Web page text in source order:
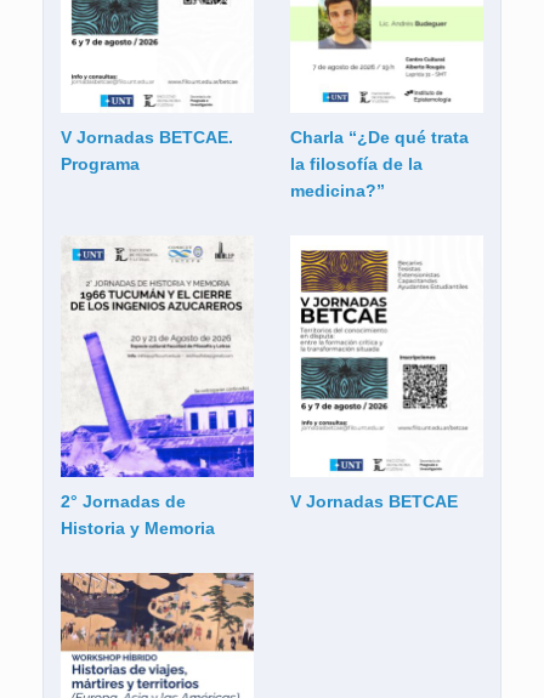
V Jornadas BETCAE.
Programa
Charla “¿De qué trata
la filosofía de la
medicina?”
2° Jornadas de
Historia y Memoria
V Jornadas BETCAE